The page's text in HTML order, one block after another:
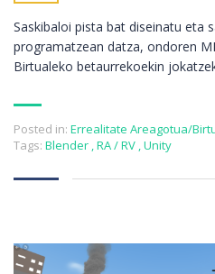
Saskibaloi pista bat diseinatu eta
programatzean datza, ondoren
Birtualeko betaurrekoekin
Posted in: Errealitate Areagotua/
Tags: Blender ,RA / RV ,Unity